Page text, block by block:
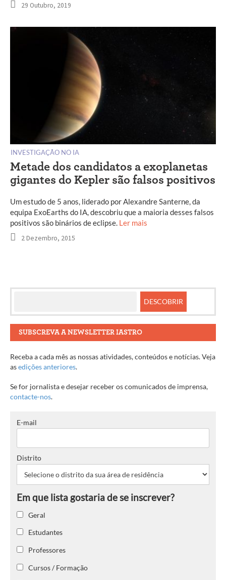
29 Outubro, 2019
INVESTIGAÇÃO NO IA
Metade dos candidatos a exoplanetas
gigantes do Kepler são falsos positivos
Um estudo de 5 anos, liderado por Alexandre Santerne, da
equipa ExoEarths do IA, descobriu que a maioria desses falsos
positivos são binários de eclipse. Ler mais
2 Dezembro, 2015
SUBSCREVA A NEWSLETTER IASTRO
Receba a cada mês as nossas atividades, conteúdos e notícias. Veja
asedições anteriores.
Se for jornalista e desejar receber os comunicados de imprensa,
contacte-nos.
E-mail
Distrito
Geral
Estudantes
Professores
Cursos / Formação